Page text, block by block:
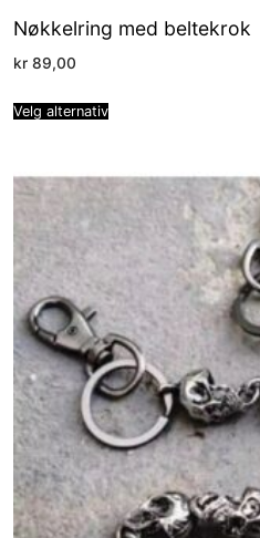
Nøkkelring med beltekrok
kr 89,00
Velg alternativ